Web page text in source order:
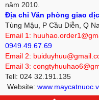
năm 2010.
Địa chỉ Văn phòng giao
Tùng Mậu, P Cầu Diễn, Q
Email 1:
0949.49.67.69
Email 2:
Email 3:
Tell: 024 32.191.135
Website: